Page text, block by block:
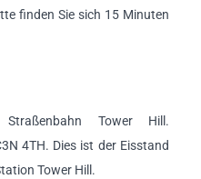
finden Sie sich 15 Minuten
Straßenbahn Tower Hill.
4TH. Dies ist der Eisstand
Tower Hill.